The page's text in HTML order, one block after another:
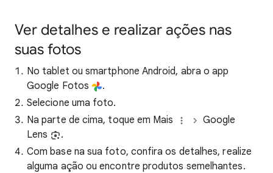
Ver detalhes e realizar ações nas
suas fotos
No tablet ou smartphone Android, abra o app
Google Fotos
.
Selecione uma foto.
Na parte de cima, toque em Mais
Google
Lens
.
Com base na sua foto, confira os detalhes, realize
alguma ação ou encontre produtos semelhantes.